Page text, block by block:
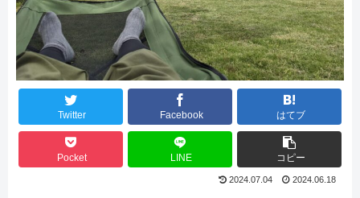
Twitter Facebook はてブ
Pocket LINE コピー
2024.07.04 2024.06.18